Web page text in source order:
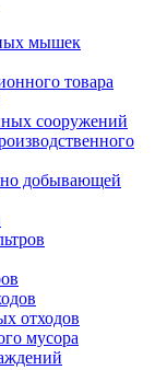
мышек
товара
сооружений
добывающей
отходов
мусора